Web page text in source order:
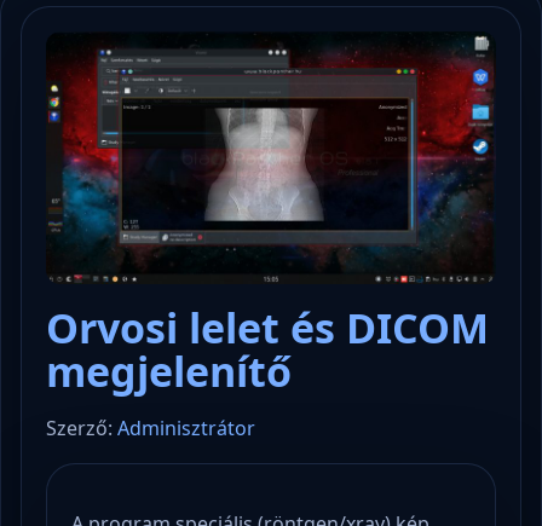
Orvosi lelet és DICOM
megjelenítő
Szerző: Adminisztrátor